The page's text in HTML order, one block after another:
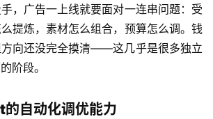
，广告一上线就要面对一连串问题：受
提炼，素材怎么组合，预算怎么调。钱
方向还没完全摸清——这几乎是很多独立
阶段。
自动化调优能力